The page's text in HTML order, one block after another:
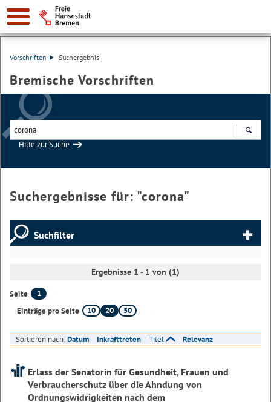
Vorschriften Suchergebnis
Bremische Vorschriften
Hilfe zur Suche
Suchergebnisse für: "corona"
Suchfilter
Ergebnisse 1 - 1 von (1)
Seite
1
Einträge pro Seite
10 20 50
Sortieren nach:Datum Inkrafttreten Titel Relevanz
Erlass der Senatorin für Gesundheit, Frauen und
Verbraucherschutz über die Ahndung von
Ordnungswidrigkeiten nach dem